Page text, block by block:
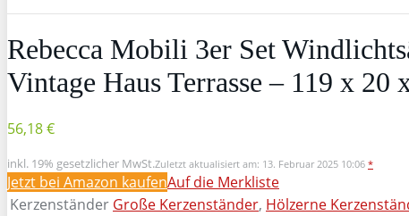
Rebecca Mobili 3er Set
Vintage Haus Terrasse – 119 x
56,18 €
inkl. 19% gesetzlicher MwSt.Zuletzt aktualisiert am: 13. Februar 2025 10:06 *
Jetzt bei Amazon kaufenAuf die Merkliste
Kerzenständer Große Kerzenständer, Hölzerne